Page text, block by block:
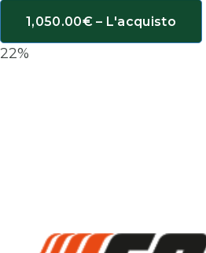
1,050.00€ – L'acquisto
22%